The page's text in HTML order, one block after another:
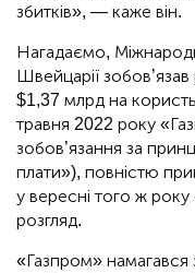
збитків», — каже він.
Нагадаємо,
Швейцарії
$1,37 млрд на
травня 2022 року
зобов’язання за
плати»), повністю
у вересні того ж року
розгляд.
«Газпром»